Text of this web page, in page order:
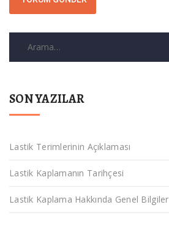
SON YAZILAR
Lastik Terimlerinin Açıklaması
Lastik Kaplamanın Tarihçesi
Lastik Kaplama Hakkında Genel Bilgiler